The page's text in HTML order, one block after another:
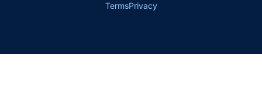
TermsPrivacy